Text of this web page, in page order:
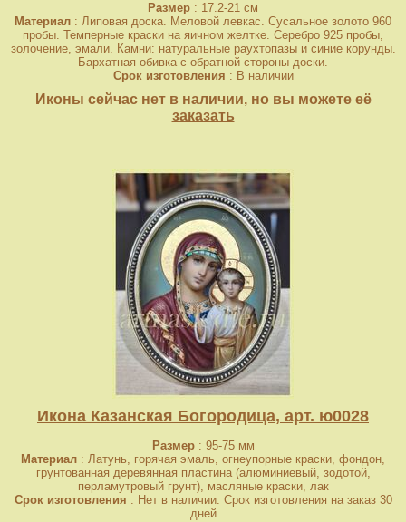
Размер : 17.2-21 см
Материал : Липовая доска. Меловой левкас. Сусальное золото 960
пробы. Темперные краски на яичном желтке. Серебро 925 пробы,
золочение, эмали. Камни: натуральные раухтопазы и синие корунды.
Бархатная обивка с обратной стороны доски.
Срок изготовления : В наличии
Иконы сейчас нет в наличии, но вы можете её
заказать
Икона Казанская Богородица, арт. ю0028
Размер: 95-75 мм
Материал : Латунь, горячая эмаль, огнеупорные краски, фондон,
грунтованная деревянная пластина (алюминиевый, зодотой,
перламутровый грунт), масляные краски, лак
Срок изготовления : Нет в наличии. Срок изготовления на заказ 30
дней